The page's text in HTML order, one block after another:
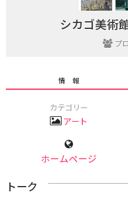
シカゴ美術
プ
情 報
カテゴリー
アート
ホームページ
トーク